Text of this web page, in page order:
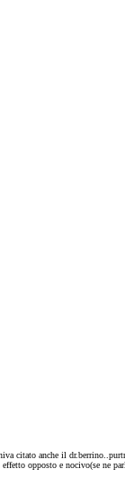
citato anche il
opposto e nocivo(se ne